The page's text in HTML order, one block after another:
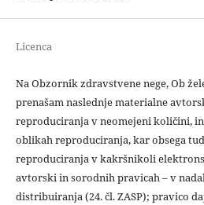
Licenca
Na Obzornik zdravstvene nege, Ob
prenašam naslednje materialne
reproduciranja v neomejeni količini,
oblikah reproduciranja, kar obsega
reproduciranja v kakršnikoli
avtorski in sorodnih pravicah – v
distribuiranja (24. čl. ZASP); pravico